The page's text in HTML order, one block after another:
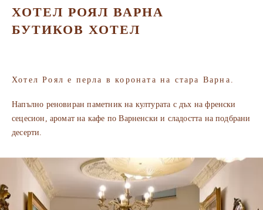
ХОТЕЛ РОЯЛ ВАРНА
БУТИКОВ ХОТЕЛ
Хотел Роял е перла в короната на стара Варна.
Напълно реновиран паметник на културата с дъх на френски
сецесион, аромат на кафе по Варненски и сладостта на подбрани
десерти.